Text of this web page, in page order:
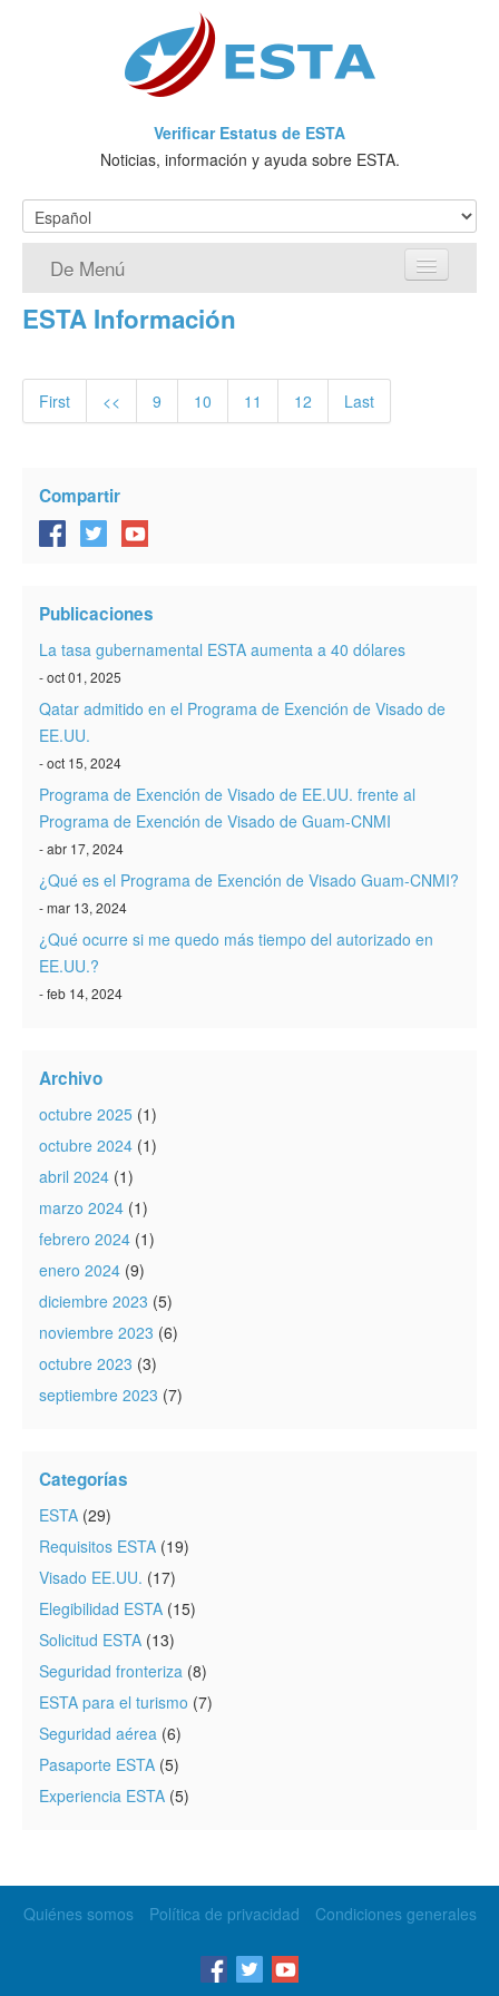
Verificar Estatus de ESTA
Noticias, información y ayuda sobre ESTA.
De Menú
Página de inicio
¿Qué es ESTA?
Verificar ESTA
Contacto
ESTA Información
First << 9 10 11 12 Last
Compartir
Publicaciones
La tasa gubernamental ESTA aumenta a 40 dólares
- oct 01, 2025
Qatar admitido en el Programa de Exención de Visado de
EE.UU.
- oct 15, 2024
Programa de Exención de Visado de EE.UU. frente al
Programa de Exención de Visado de Guam-CNMI
- abr 17, 2024
¿Qué es el Programa de Exención de Visado Guam-CNMI?
- mar 13, 2024
¿Qué ocurre si me quedo más tiempo del autorizado en
EE.UU.?
- feb 14, 2024
Archivo
octubre 2025 (1)
octubre 2024 (1)
abril 2024 (1)
marzo 2024 (1)
febrero 2024 (1)
enero 2024 (9)
diciembre 2023 (5)
noviembre 2023 (6)
octubre 2023 (3)
septiembre 2023 (7)
Categorías
ESTA (29)
Requisitos ESTA (19)
Visado EE.UU. (17)
Elegibilidad ESTA (15)
Solicitud ESTA (13)
Seguridad fronteriza (8)
ESTA para el turismo (7)
Seguridad aérea (6)
Pasaporte ESTA (5)
Experiencia ESTA (5)
Quiénes somos Política de privacidad Condiciones generales